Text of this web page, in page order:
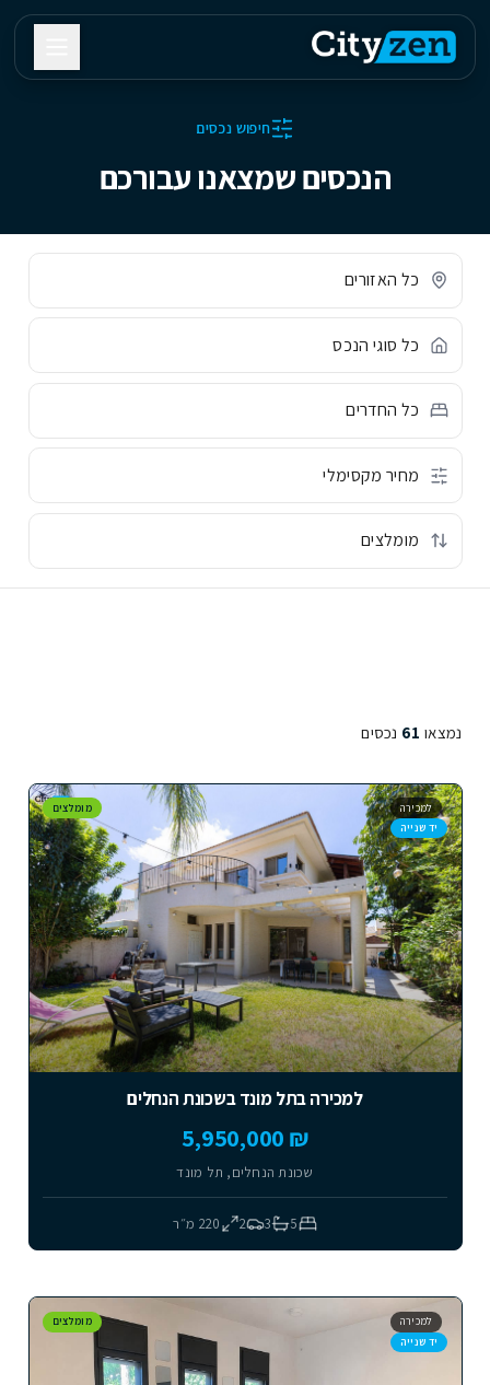
חיפוש נכסים
הנכסים שמצאנו עבורכם
נמצאו 61 נכסים
למכירה
יד שנייה
מומלצים
למכירה בתל מונד בשכונת הנחלים
₪ 5,950,000
שכונת הנחלים, תל מונד
5
3
2
220 מ״ר
למכירה
יד שנייה
מומלצים